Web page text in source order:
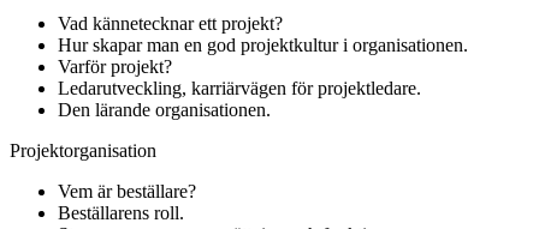
Vad kännetecknar ett projekt?
Hur skapar man en god projektkultur i organisationen.
Varför projekt?
Ledarutveckling, karriärvägen för projektledare.
Den lärande organisationen.
Projektorganisation
Vem är beställare?
Beställarens roll.